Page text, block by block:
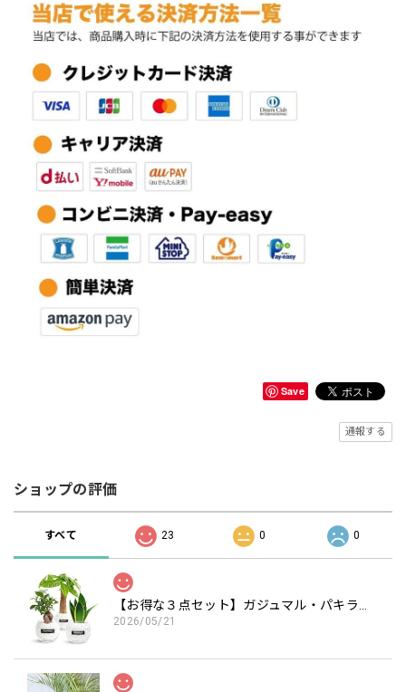
Save
通報する
ショップの評価
すべて 23 0 0
2026/05/21